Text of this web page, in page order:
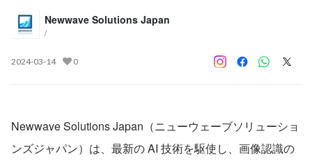
Newwave Solutions Japan
/
2024-03-14 0
Newwave Solutions Japan（ニューウェーブソリューショ
ンズジャパン）は、最新の AI 技術を駆使し、画像認識の